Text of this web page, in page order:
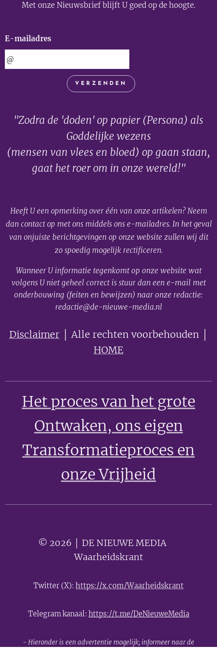
Met onze Nieuwsbrief blijft U goed op de hoogte.
E-mailadres
VERZENDEN
"Zodra de 'doden' op papier (Persona) als
Goddelijke wezens
(mensen van vlees en bloed) op gaan staan,
gaat het roer om in onze wereld!"
Heeft U een opmerking over één van onze artikelen? Neem
dan contact op met ons middels ons e-mailadres. In het geval
van onjuiste berichtgevingen op onze website zullen wij dit
zo spoedig mogelijk rectificeren.
Wanneer U informatie tegenkomt op onze website wat
volgens U niet geheel correct is stuur dan een e-mail met
onderbouwing (feiten en bewijzen) naar onze redactie:
redactie@de-nieuwe-media.nl
Disclaimer│ Alle rechten voorbehouden │
HOME
Het proces van het grote
Ontwaken, ons eigen
Transformatieproces en
onze Vrijheid
© 2026 │ DE NIEUWE MEDIA 🟣
Waarheidskrant
Twitter (X): https://x.com/Waarheidskrant
Telegram kanaal: https://t.me/DeNieuweMedia
- Hieronder is een advertentie mogelijk; informeer naar de